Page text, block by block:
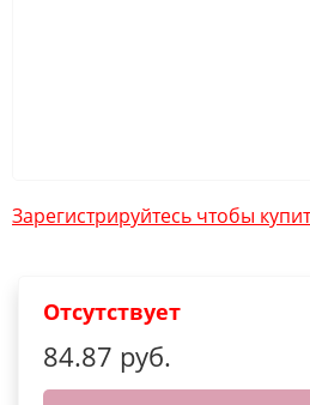
Зарегистрируйтесь чтобы
Отсутствует
84.87 руб.